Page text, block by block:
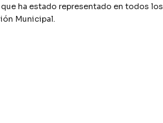
ha estado representado en todos los
Municipal.